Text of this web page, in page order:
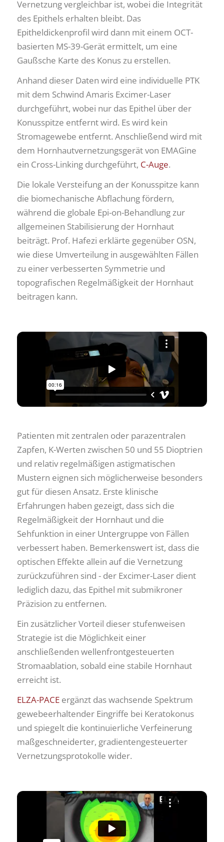
Vernetzung vergleichbar ist, wobei die Integrität
des Epithels erhalten bleibt. Das
Epitheldickenprofil wird dann mit einem OCT-
basierten MS-39-Gerät ermittelt, um eine
Gaußsche Karte des Konus zu erstellen.
Anhand dieser Daten wird eine individuelle PTK
mit dem Schwind Amaris Excimer-Laser
durchgeführt, wobei nur das Epithel über der
Konusspitze entfernt wird. Es wird kein
Stromagewebe entfernt. Anschließend wird mit
dem Hornhautvernetzungsgerät von EMAGine
ein Cross-Linking durchgeführt, C-Auge.
Die lokale Versteifung an der Konusspitze kann
die biomechanische Abflachung fördern,
während die globale Epi-on-Behandlung zur
allgemeinen Stabilisierung der Hornhaut
beiträgt. Prof. Hafezi erklärte gegenüber OSN,
wie diese Umverteilung in ausgewählten Fällen
zu einer verbesserten Symmetrie und
topografischen Regelmäßigkeit der Hornhaut
beitragen kann.
Patienten mit zentralen oder parazentralen
Zapfen, K-Werten zwischen 50 und 55 Dioptrien
und relativ regelmäßigen astigmatischen
Mustern eignen sich möglicherweise besonders
gut für diesen Ansatz. Erste klinische
Erfahrungen haben gezeigt, dass sich die
Regelmäßigkeit der Hornhaut und die
Sehfunktion in einer Untergruppe von Fällen
verbessert haben. Bemerkenswert ist, dass die
optischen Effekte allein auf die Vernetzung
zurückzuführen sind - der Excimer-Laser dient
lediglich dazu, das Epithel mit submikroner
Präzision zu entfernen.
Ein zusätzlicher Vorteil dieser stufenweisen
Strategie ist die Möglichkeit einer
anschließenden wellenfrontgesteuerten
Stromaablation, sobald eine stabile Hornhaut
erreicht ist.
ELZA-PACE ergänzt das wachsende Spektrum
gewebeerhaltender Eingriffe bei Keratokonus
und spiegelt die kontinuierliche Verfeinerung
maßgeschneiderter, gradientengesteuerter
Vernetzungsprotokolle wider.